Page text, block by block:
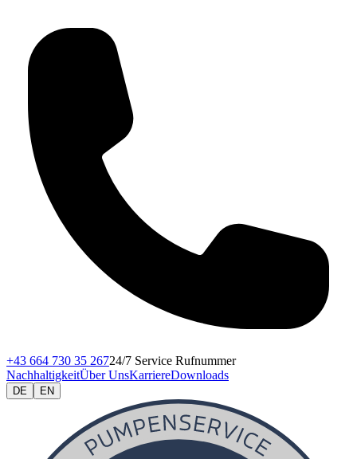
+43 664 730 35 26724/7 Service Rufnummer
NachhaltigkeitÜber UnsKarriereDownloads
DE EN